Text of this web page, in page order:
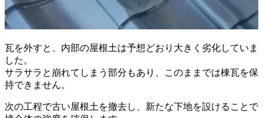
瓦を外すと、内部の屋根土は予想どおり大きく劣化していま
した。
サラサラと崩れてしまう部分もあり、このままでは棟瓦を保
持できません。
次の工程で古い屋根土を撤去し、新たな下地を設けることで